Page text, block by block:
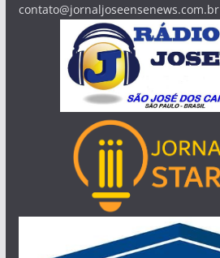
contato@jornaljoseensenews.com.br